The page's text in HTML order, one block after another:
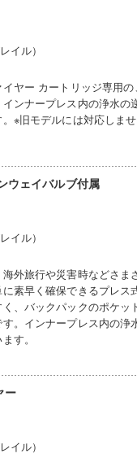
イル）
ヤー カートリッジ専用
ンナープレス内の浄水の
※旧モデルには対応しませ
ウェイバルブ付属
イル）
外旅行や災害時などさま
素早く確保できるプレス
、バックパックのポケッ
。インナープレス内の浄
す。
ー
イル）